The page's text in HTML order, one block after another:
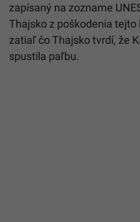
zapísaný na zozname
Thajsko z poškodenia
zatiaľ čo Thajsko tvrdí, že
spustila paľbu.